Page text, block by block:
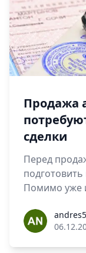
Продажа
сделки
Перед
Помимо уже
andres500